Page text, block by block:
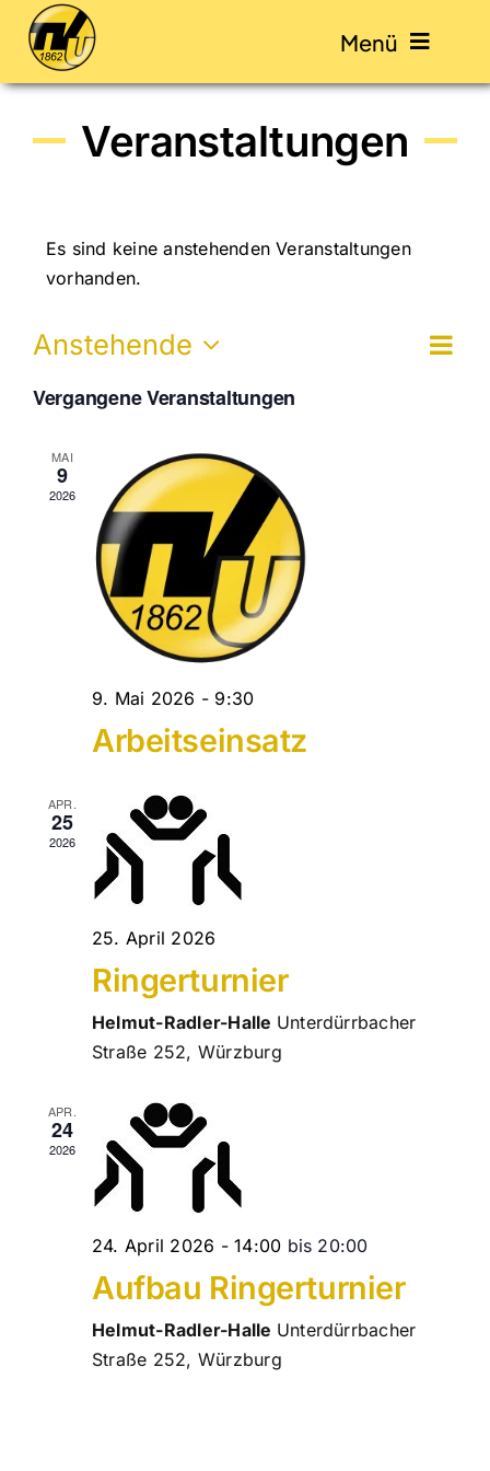
Skip
content
Menü
Start
Veranstaltungen
Kontakt
Dein TVU
Downloadbereich
Impressum
Datenschutz
Veranstaltungen
Es sind keine anstehenden Veranstaltungen
vorhanden.
Liste
Anstehende
wählen.
Vergangene Veranstaltungen
MAI
9
2026
9. Mai 2026 - 9:30
Arbeitseinsatz
APR.
25
2026
25. April 2026
Ringerturnier
Helmut-Radler-Halle Unterdürrbacher
Straße 252, Würzburg
APR.
24
2026
24. April 2026 - 14:00 bis 20:00
Aufbau Ringerturnier
Helmut-Radler-Halle Unterdürrbacher
Straße 252, Würzburg